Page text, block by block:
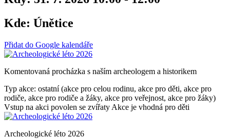
Kde: Únětice
Přidat do Google kalendáře
Komentovaná procházka s naším archeologem a historikem
Typ akce: ostatní (akce pro celou rodinu, akce pro děti, akce pro
rodiče, akce pro rodiče a žáky, akce pro veřejnost, akce pro žáky)
Vstup na akci povolen se zvířaty Akce je vhodná pro děti
Archeologické léto 2026